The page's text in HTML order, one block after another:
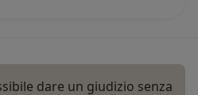
dare un giudizio senza